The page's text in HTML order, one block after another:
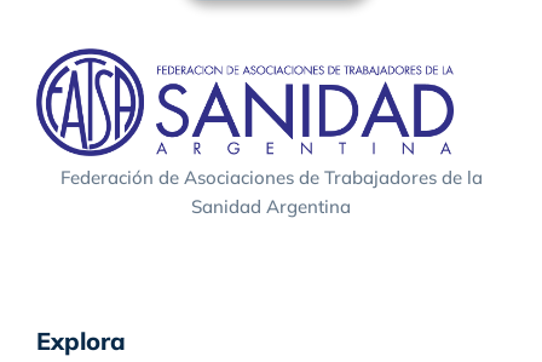
Federación de Asociaciones de Trabajadores de la
Sanidad Argentina
Explora